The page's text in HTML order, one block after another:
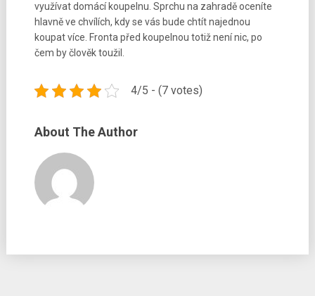
využívat domácí koupelnu. Sprchu na zahradě oceníte
hlavně ve chvílích, kdy se vás bude chtít najednou
koupat více. Fronta před koupelnou totiž není nic, po
čem by člověk toužil.
4/5 - (7 votes)
About The Author